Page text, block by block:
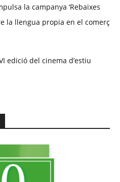
la campanya ‘Rebaixes
la llengua propia en el comerç
edició del cinema d’estiu